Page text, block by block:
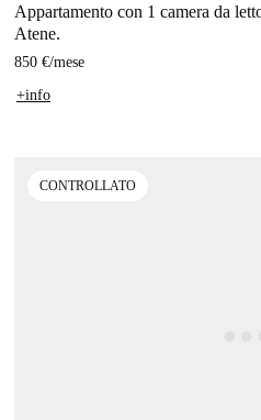
Appartamento con 1 camera da
Atene.
850 €/mese
+info
CONTROLLATO